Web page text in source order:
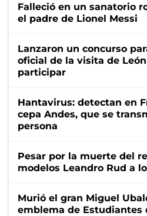
Falleció en un sanatorio
el padre de Lionel Messi
Lanzaron un concurso
oficial de la visita de
participar
Hantavirus: detectan en
cepa Andes, que se
persona
Pesar por la muerte del
modelos Leandro Rud a
Murió el gran Miguel
emblema de Estudiantes